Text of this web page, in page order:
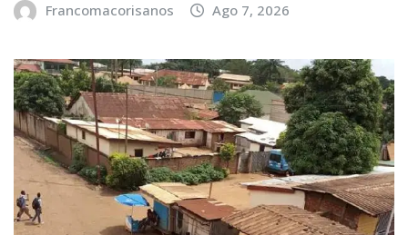
Francomacorisanos Ago 7, 2026